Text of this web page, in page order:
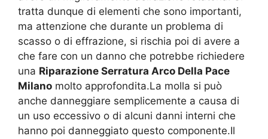
tratta dunque di elementi che sono importanti,
ma attenzione che durante un problema di
scasso o di effrazione, si rischia poi di avere a
che fare con un danno che potrebbe richiedere
una Riparazione Serratura Arco Della Pace
Milano molto approfondita.La molla si può
anche danneggiare semplicemente a causa di
un uso eccessivo o di alcuni danni interni che
hanno poi danneggiato questo componente.Il